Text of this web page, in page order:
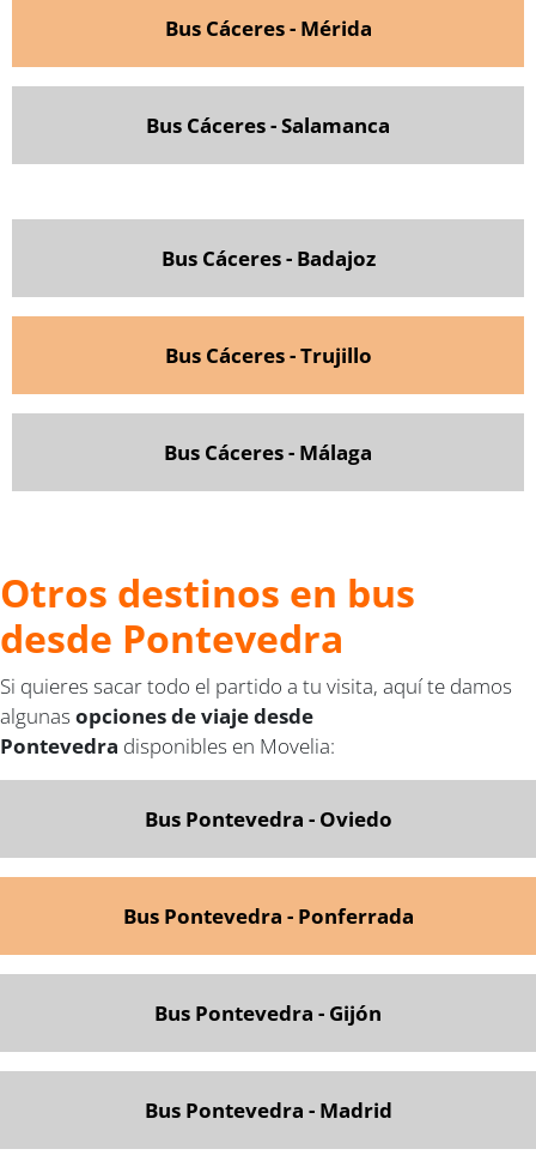
Bus Cáceres - Mérida
Bus Cáceres - Salamanca
Bus Cáceres - Badajoz
Bus Cáceres - Trujillo
Bus Cáceres - Málaga
Otros destinos en bus
desde Pontevedra
Si quieres sacar todo el partido a tu visita, aquí te damos
algunas opciones de viaje desde
Pontevedra disponibles en Movelia:
Bus Pontevedra - Oviedo
Bus Pontevedra - Ponferrada
Bus Pontevedra - Gijón
Bus Pontevedra - Madrid